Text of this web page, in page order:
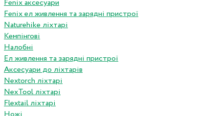
Fenix аксесуари
Fenix ел живлення та зарядні пристрої
Naturehike ліхтарі
Кемпінгові
Налобні
Ел живлення та зарядні пристрої
Аксесуари до ліхтарів
Nextorch ліхтарі
NexTool ліхтарі
Flextail ліхтарі